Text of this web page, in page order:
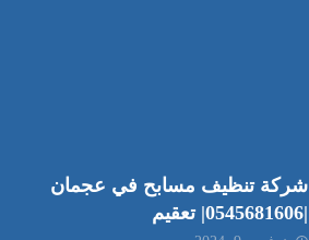
شركة تنظيف مسابح في عجمان
|0545681606| تعقيم